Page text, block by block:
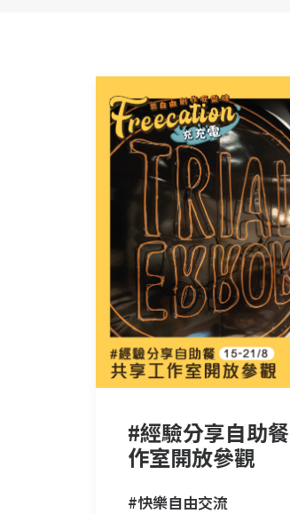
#經驗分享自助
作室開放參觀
#快樂自由交流